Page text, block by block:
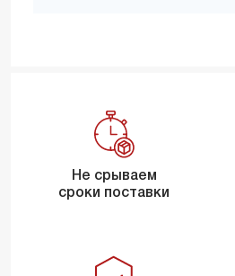
Не срываем
сроки поставки